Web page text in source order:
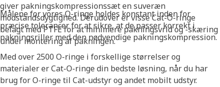
giver pakningskompressionssæt en suveræn
modstandsdygtighed. Derudover er visse Cat-O-ringe
belagt med PTFE for at minimere pakningsvrid og -skæring
under montering af pakningen.
Målene for vores O-ringe holdes konstant inden for
præcise tolerancer for at sikre, at de passer korrekt i
pakningsriller med den nødvendige pakningskompression.
Med over 2500 O-ringe i forskellige størrelser og
materialer er Cat-O-ringe din bedste løsning, når du har
brug for O-ringe til Cat-udstyr og andet mobilt udstyr.